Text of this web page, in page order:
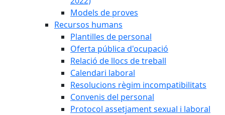
Models de proves
Recursos humans
Plantilles de personal
Oferta pública d'ocupació
Relació de llocs de treball
Calendari laboral
Resolucions règim incompatibilitats
Convenis del personal
Protocol assetjament sexual i laboral